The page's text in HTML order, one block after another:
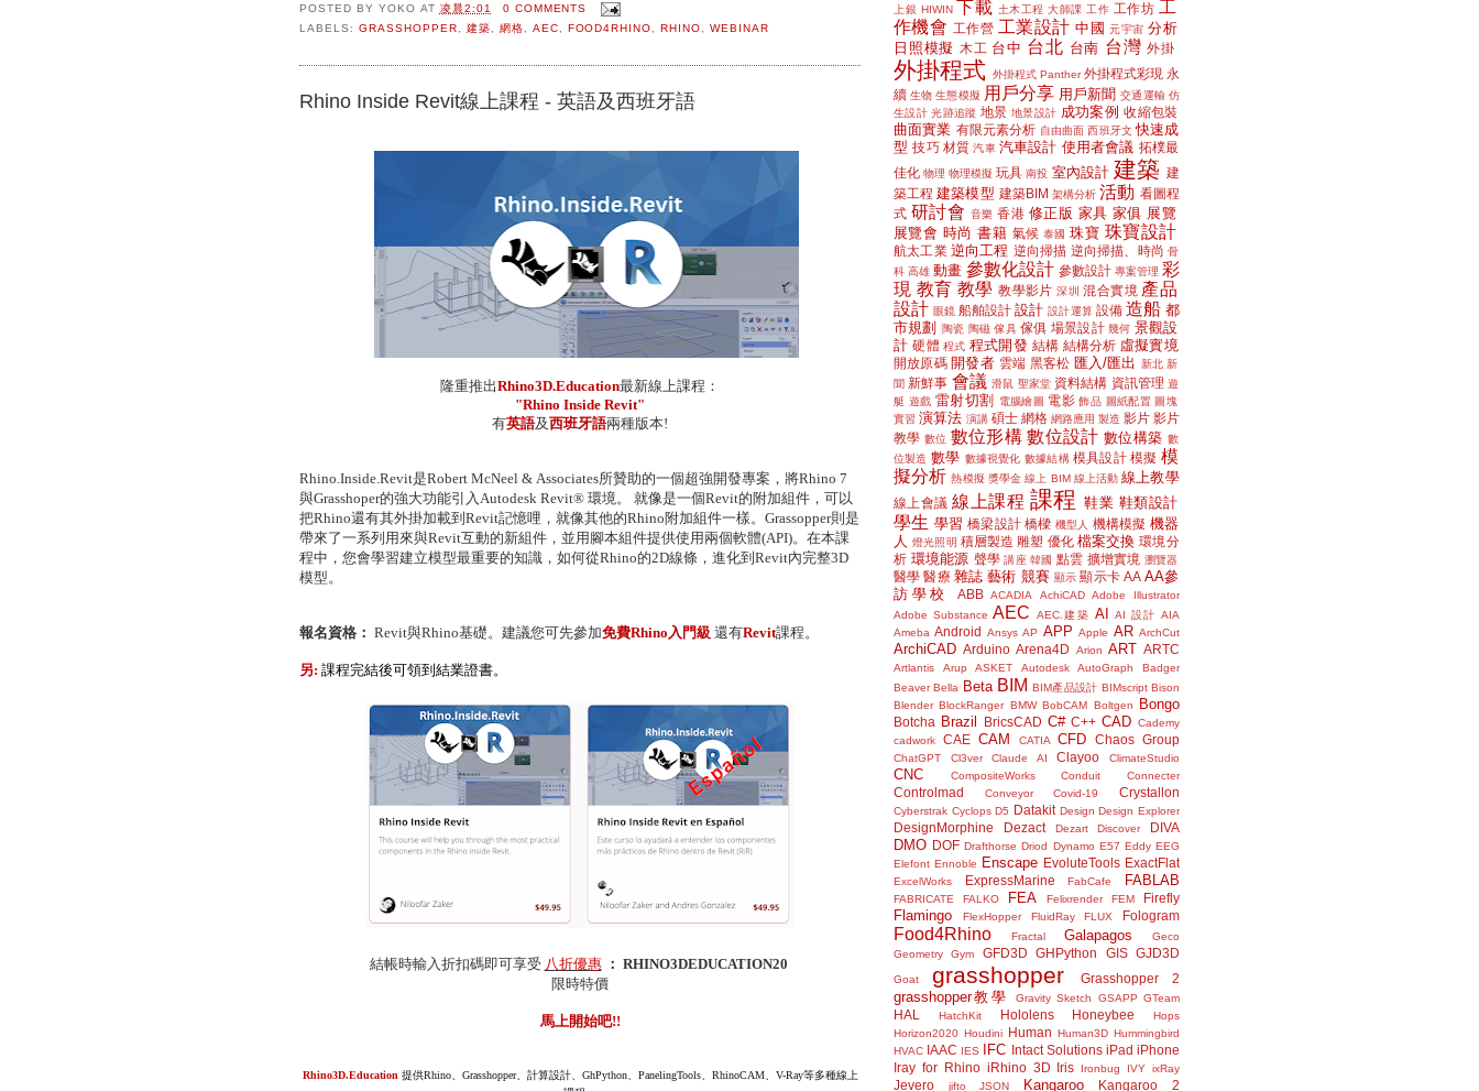
POSTED BY YOKO AT 凌晨2:01
0 COMMENTS
LABELS: GRASSHOPPER, 建築, 網格, AEC, FOOD4RHINO,RHINO,WEBINAR
Rhino Inside Revit線上課程 - 英語及西班牙語
隆重推出Rhino3D.Education最新線上課程：
"Rhino Inside Revit"
有英語及西班牙語兩種版本!
Rhino.Inside.Revit是Robert McNeel & Associates所贊助的一個超強開發專案，將Rhino 7
與Grasshoper的強大功能引入Autodesk Revit® 環境。 就像是一個Revit的附加組件，可以
把Rhino還有其外掛加載到Revit記憶哩，就像其他的Rhino附加組件一樣。Grassopper則是
帶來了一系列用來與Revit互動的新組件，並用腳本組件提供使用兩個軟體(API)。在本課
程中，您會學習建立模型最重要的知識，如何從Rhino的2D線條，進化到Revit內完整3D
模型。
報名資格： Revit與Rhino基礎。建議您可先參加免費Rhino入門級 還有Revit課程。
另: 課程完結後可領到結業證書。
結帳時輸入折扣碼即可享受 八折優惠： RHINO3DEDUCATION20
限時特價
馬上開始吧!!
Rhino3D.Education 提供Rhino、Grasshopper、計算設計、GhPython、PanelingTools、RhinoCAM、V-Ray等多種線上
上銀 HIWIN 下載 土木工程 大師課 工作 工作坊 工
作機會 工作營 工業設計 中國 元宇宙 分析
日照模擬
木工 台中 台北 台南 台灣 外掛
外掛程式 外掛程式 Panther 外掛程式彩現 永
續 生物 生態模擬 用戶分享 用戶新聞 交通運輸 仿
生設計 光跡追蹤 地景 地景設計 成功案例 收縮包裝
曲面實業 有限元素分析 自由曲面 西班牙文 快速成
型 技巧 材質 汽車 汽車設計 使用者會議 拓樸最
佳化 物理 物理模擬 玩具 南投 室內設計 建築 建
築工程 建築模型 建築BIM 架構分析 活動 看圖程
式 研討會 音樂 香港 修正版 家具 家俱 展覽
展覽會 時尚 書籍 氣候 泰國 珠寶 珠寶設計
航太工業 逆向工程 逆向掃描 逆向掃描、時尚 骨
科 高雄 動畫 參數化設計 參數設計 專案管理 彩
現 教育 教學 教學影片 深圳 混合實境 產品
設計 眼鏡 船舶設計 設計 設計運算 設備 造船 都
市規劃
陶瓷 陶磁 傢具 傢俱 場景設計 幾何 景觀設
計 硬體 程式 程式開發 結構 結構分析 虛擬實境
開放原碼 開發者 雲端 黑客松 匯入/匯出 新北 新
聞 新鮮事 會議 滑鼠 聖家堂 資料結構 資訊管理 遊
艇 遊戲 雷射切割 電腦繪圖 電影 飾品 圖紙配置 圖塊
實習 演算法 演講 碩士 網格 網路應用 製造 影片 影片
教學 數位 數位形構 數位設計 數位構築 數
位製造 數學 數據視覺化 數據結構 模具設計 模擬 模
擬分析 熱模擬 獎學金 線上 BIM 線上活動 線上教學
線上會議 線上課程 課程 鞋業 鞋類設計
學生 學習 橋梁設計 橋樑 機型人 機構模擬 機器
人
燈光照明 積層製造 雕塑 優化 檔案交換 環境分
析 環境能源 聲學 講座 韓國 點雲 擴增實境 瀏覽器
醫學 醫療 雜誌 藝術 競賽 顯示 顯示卡 AA AA參
訪學校
ABB ACADIA AchiCAD
Adobe Illustrator
Adobe Substance AEC AEC.建築 AI AI 設計 AIA
Ameba Android Ansys AP APP Apple AR ArchCut
ArchiCAD Arduino Arena4D Arion ART ARTC
Artlantis Arup ASKET Autodesk AutoGraph
Badger
Beaver Bella Beta BIM BIM產品設計 BIMscript Bison
Blender BlockRanger BMW BobCAM Boltgen Bongo
Botcha Brazil BricsCAD C# C++ CAD Cademy
cadwork
CAE CAM CATIA CFD Chaos Group
ChatGPT Cl3ver Claude AI Clayoo ClimateStudio
CNC CompositeWorks Conduit Connecter
Controlmad Conveyor Covid-19 Crystallon
Cyberstrak Cyclops D5 Datakit Design Design Explorer
DesignMorphine Dezact Dezart Discover DIVA
DMO DOF Drafthorse Driod Dynamo E57 Eddy EEG
Elefont Ennoble Enscape EvoluteTools ExactFlat
ExcelWorks ExpressMarine FabCafe FABLAB
FABRICATE FALKO FEA Felixrender FEM Firefly
Flamingo FlexHopper FluidRay FLUX Fologram
Food4Rhino Fractal Galapagos
Geco
Geometry Gym
GFD3D GHPython GIS GJD3D
Goat grasshopper Grasshopper 2
grasshopper教學 Gravity Sketch GSAPP GTeam
HAL HatchKit Hololens Honeybee
Hops
Horizon2020 Houdini Human Human3D Hummingbird
HVAC IAAC IES IFC Intact Solutions iPad iPhone
Iray for Rhino iRhino 3D Iris Ironbug IVY ixRay
Jevero jifto JSON Kangaroo Kangaroo 2